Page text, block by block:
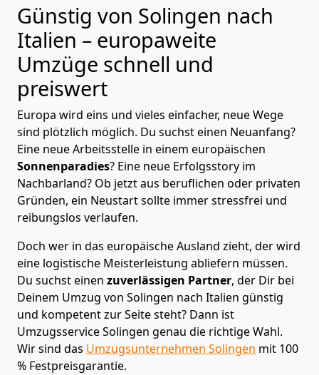
Günstig von Solingen nach
Italien – europaweite
Umzüge schnell und
preiswert
Europa wird eins und vieles einfacher, neue Wege
sind plötzlich möglich. Du suchst einen Neuanfang?
Eine neue Arbeitsstelle in einem europäischen
Sonnenparadies? Eine neue Erfolgsstory im
Nachbarland? Ob jetzt aus beruflichen oder privaten
Gründen, ein Neustart sollte immer stressfrei und
reibungslos verlaufen.
Doch wer in das europäische Ausland zieht, der wird
eine logistische Meisterleistung abliefern müssen.
Du suchst einen zuverlässigen Partner, der Dir bei
Deinem Umzug von Solingen nach Italien günstig
und kompetent zur Seite steht? Dann ist
Umzugsservice Solingen genau die richtige Wahl.
Wir sind das Umzugsunternehmen Solingen mit 100
% Festpreisgarantie.